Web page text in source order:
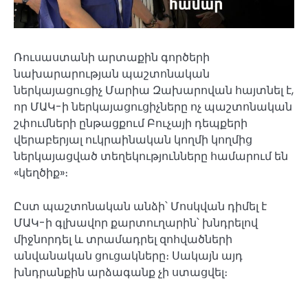
Ռուսաստանի արտաքին գործերի
նախարարության պաշտոնական
ներկայացուցիչ Մարիա Զախարովան հայտնել է,
որ ՄԱԿ-ի ներկայացուցիչները ոչ պաշտոնական
շփումների ընթացքում Բուչայի դեպքերի
վերաբերյալ ուկրաինական կողմի կողմից
ներկայացված տեղեկությունները համարում են
«կեղծիք»։
Ըստ պաշտոնական անձի՝ Մոսկվան դիմել է
ՄԱԿ-ի գլխավոր քարտուղարին՝ խնդրելով
միջնորդել և տրամադրել զոհվածների
անվանական ցուցակները։ Սակայն այդ
խնդրանքին արձագանք չի ստացվել։